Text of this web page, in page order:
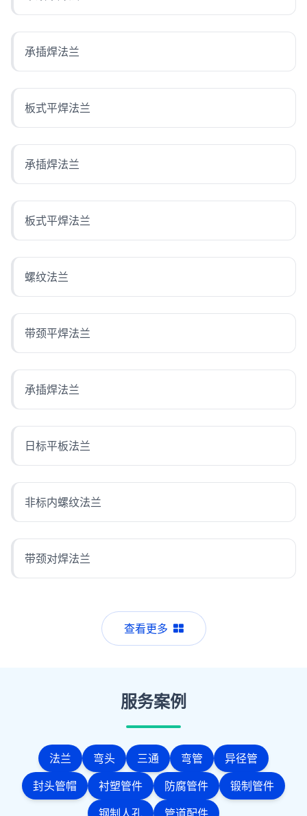
承插焊法兰
板式平焊法兰
承插焊法兰
板式平焊法兰
螺纹法兰
带颈平焊法兰
承插焊法兰
日标平板法兰
非标内螺纹法兰
带颈对焊法兰
查看更多
服务案例
法兰 弯头 三通 弯管
异径管
封头管帽
衬塑管件 防腐管件
锻制管件